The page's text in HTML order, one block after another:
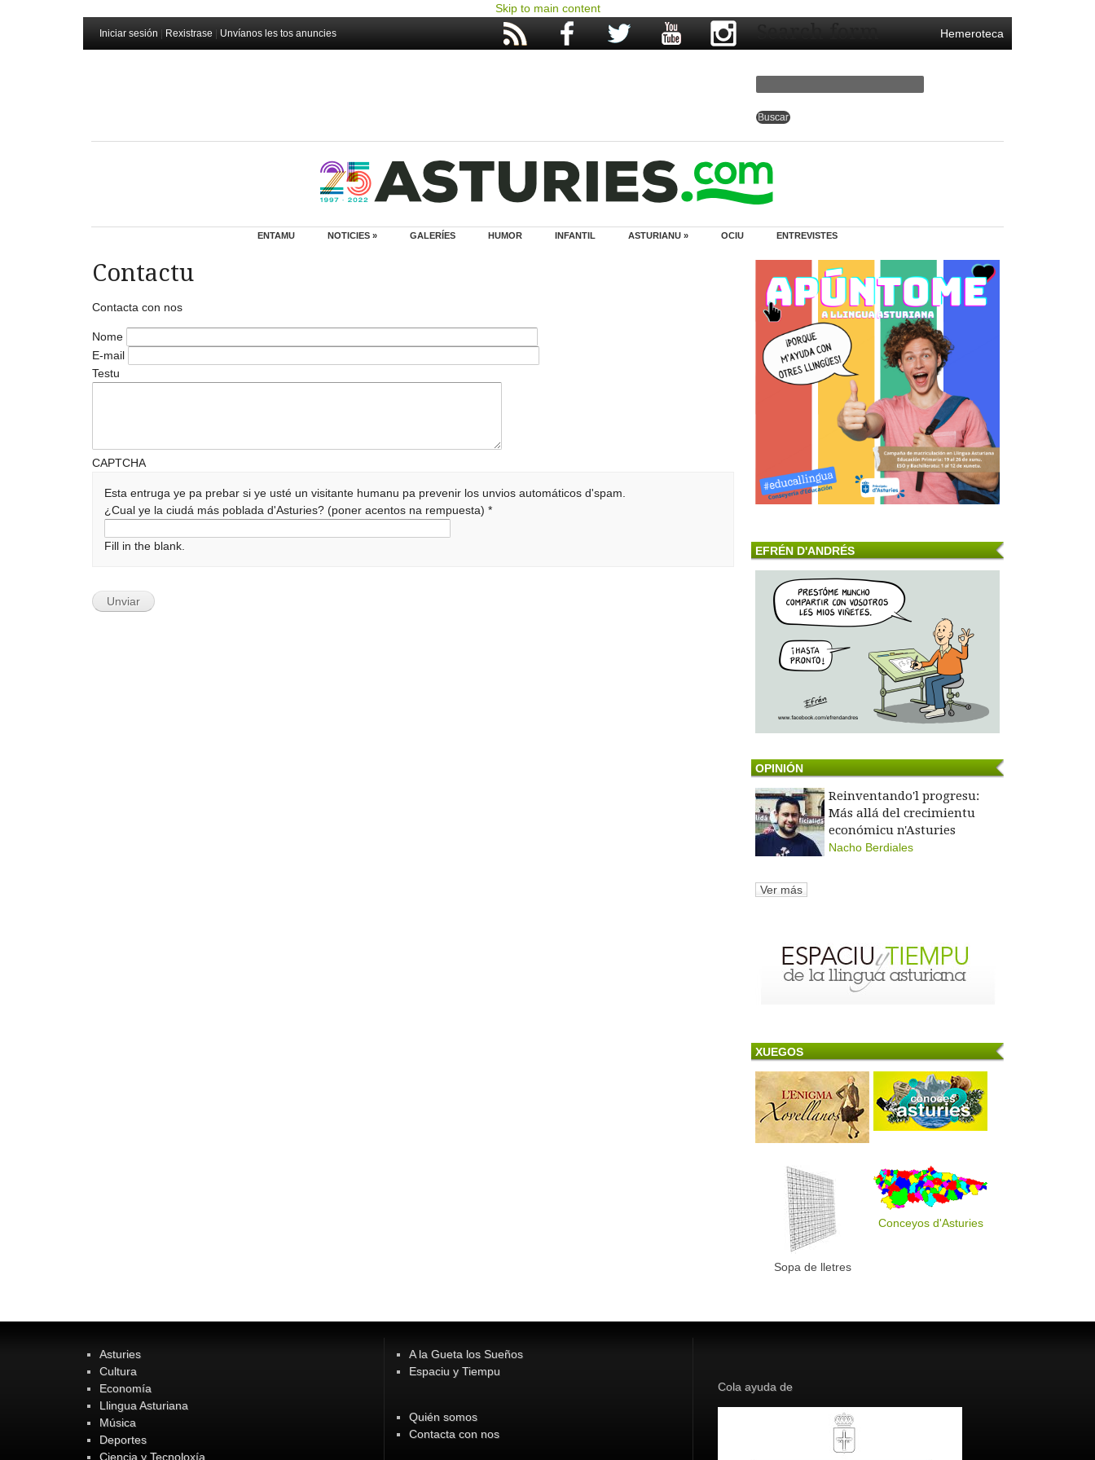
Skip to main content
Iniciar sesión Rexistrase Unvíanos les tos anuncies Hemeroteca
Search form
ENTAMU NOTICIES » GALERÍES HUMOR INFANTIL ASTURIANU » OCIU ENTREVISTES
Contactu
Contacta con nos
Nome
E-mail
Testu
CAPTCHA
Esta entruga ye pa prebar si ye usté un visitante humanu pa prevenir los unvios automáticos d'spam.
¿Cual ye la ciudá más poblada d'Asturies? (poner acentos na rempuesta)*
Fill in the blank. EFRÉN D'ANDRÉS
OPINIÓN
Reinventando'l progresu:
Más allá del crecimientu
económicu n'Asturies
Nacho Berdiales
Ver más
XUEGOS
Sopa de lletres
Conceyos d'Asturies
Asturies
Cultura
Economía
Llingua Asturiana
Música
Deportes
Ciencia y Tecnoloxía
A la Gueta los Sueños
Espaciu y Tiempu
Quién somos
Contacta con nos
Cola ayuda de